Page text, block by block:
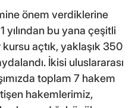
önem verdiklerine
bu yana çeşitli
açtık, yaklaşık 350
İkisi uluslararası
toplam 7 hakem
hakemlerimiz,